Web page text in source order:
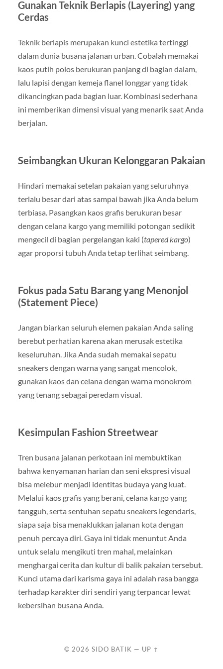
Gunakan Teknik Berlapis (Layering) yang
Cerdas
Teknik berlapis merupakan kunci estetika tertinggi
dalam dunia busana jalanan urban. Cobalah memakai
kaos putih polos berukuran panjang di bagian dalam,
lalu lapisi dengan kemeja flanel longgar yang tidak
dikancingkan pada bagian luar. Kombinasi sederhana
ini memberikan dimensi visual yang menarik saat Anda
berjalan.
Seimbangkan Ukuran Kelonggaran Pakaian
Hindari memakai setelan pakaian yang seluruhnya
terlalu besar dari atas sampai bawah jika Anda belum
terbiasa. Pasangkan kaos grafis berukuran besar
dengan celana kargo yang memiliki potongan sedikit
mengecil di bagian pergelangan kaki (tapered kargo)
agar proporsi tubuh Anda tetap terlihat seimbang.
Fokus pada Satu Barang yang Menonjol
(Statement Piece)
Jangan biarkan seluruh elemen pakaian Anda saling
berebut perhatian karena akan merusak estetika
keseluruhan. Jika Anda sudah memakai sepatu
sneakers dengan warna yang sangat mencolok,
gunakan kaos dan celana dengan warna monokrom
yang tenang sebagai peredam visual.
Kesimpulan Fashion Streetwear
Tren busana jalanan perkotaan ini membuktikan
bahwa kenyamanan harian dan seni ekspresi visual
bisa melebur menjadi identitas budaya yang kuat.
Melalui kaos grafis yang berani, celana kargo yang
tangguh, serta sentuhan sepatu sneakers legendaris,
siapa saja bisa menaklukkan jalanan kota dengan
penuh percaya diri. Gaya ini tidak menuntut Anda
untuk selalu mengikuti tren mahal, melainkan
menghargai cerita dan kultur di balik pakaian tersebut.
Kunci utama dari karisma gaya ini adalah rasa bangga
terhadap karakter diri sendiri yang terpancar lewat
kebersihan busana Anda.
© 2026 SIDO BATIK — UP ↑